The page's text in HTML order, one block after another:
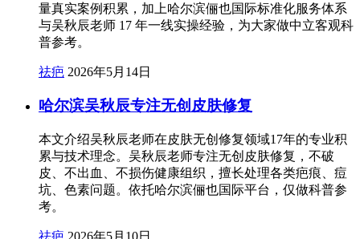
量真实案例积累，加上哈尔滨俪也国际标准化服务体系
与吴秋辰老师 17 年一线实操经验，为大家做中立客观科
普参考。
祛疤 2026年5月14日
哈尔滨吴秋辰专注无创皮肤修复
本文介绍吴秋辰老师在皮肤无创修复领域17年的专业积
累与技术理念。吴秋辰老师专注无创皮肤修复，不破
皮、不出血、不损伤健康组织，擅长处理各类疤痕、痘
坑、色素问题。依托哈尔滨俪也国际平台，仅做科普参
考。